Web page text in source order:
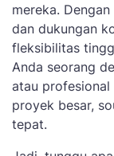
mereka.
dan dukungan
fleksibilitas
Anda seorang
atau
proyek besar,
tepat.